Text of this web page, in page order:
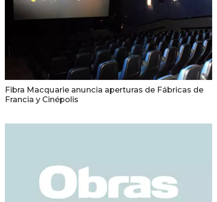
Fibra Macquarie anuncia aperturas de Fábricas de
Francia y Cinépolis